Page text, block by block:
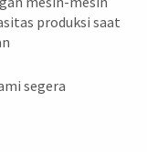
produksi saat
segera